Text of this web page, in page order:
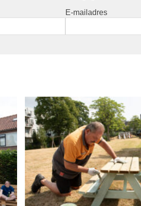
E-mailadres